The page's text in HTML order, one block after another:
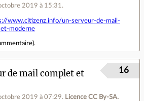
2019 à 15:31 .
www.citizenz.info/un-serveur-de-mail-
moderne
).
de mail complet et
2019 à 07:29. Licence CC By‑SA.
16